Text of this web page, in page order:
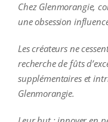
Chez Glenmorangie,
une obsession
Les créateurs ne
recherche de fûts
supplémentaires et
Glenmorangie.